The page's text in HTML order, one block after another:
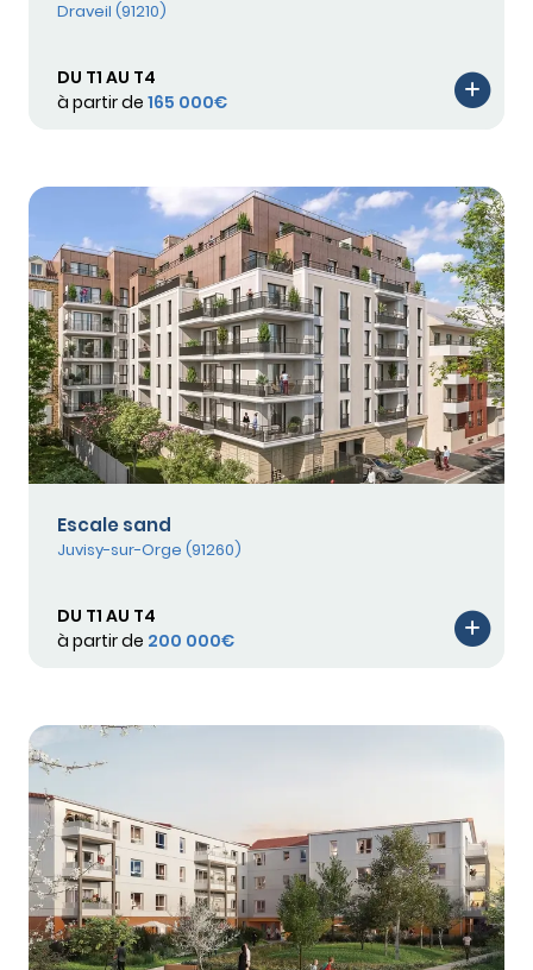
Draveil (91210)
DU T1 AU T4
à partir de 165 000€
Escale sand
Juvisy-sur-Orge (91260)
DU T1 AU T4
à partir de 200 000€